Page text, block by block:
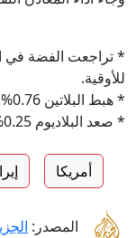
للأوقية.
* هبط البلاتين 0.76% إلى 1928.60 دولارا.
* صعد البلاديوم 0.25% إلى 1377.67 دولارا.
أمريكا
المصدر: